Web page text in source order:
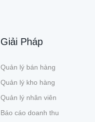
Giải Pháp
Quản lý bán hàng
Quản lý kho hàng
Quản lý nhân viên
Báo cáo doanh thu